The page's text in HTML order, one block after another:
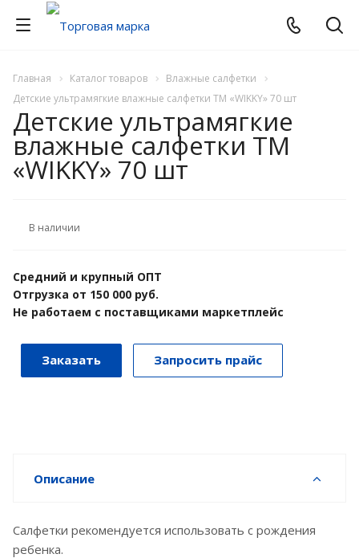
Главная Каталог товаров
Влажные салфетки
Детские ультрамягкие влажные салфетки ТМ «WIKKY» 70 шт
Детские ультрамягкие
влажные салфетки ТМ
«WIKKY» 70 шт
В наличии
Средний и крупный ОПТ
Отгрузка от 150 000 руб.
Не работаем с поставщиками маркетплейс
Заказать Запросить прайс
Описание
Салфетки рекомендуется использовать с рождения
ребенка.